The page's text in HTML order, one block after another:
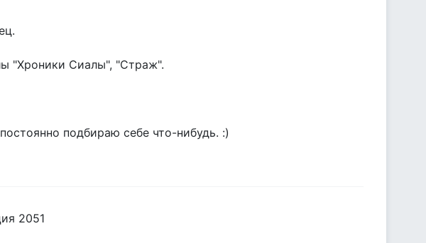
"Хроники Сиалы", "Страж".
подбираю себе что-нибудь. :)
2051